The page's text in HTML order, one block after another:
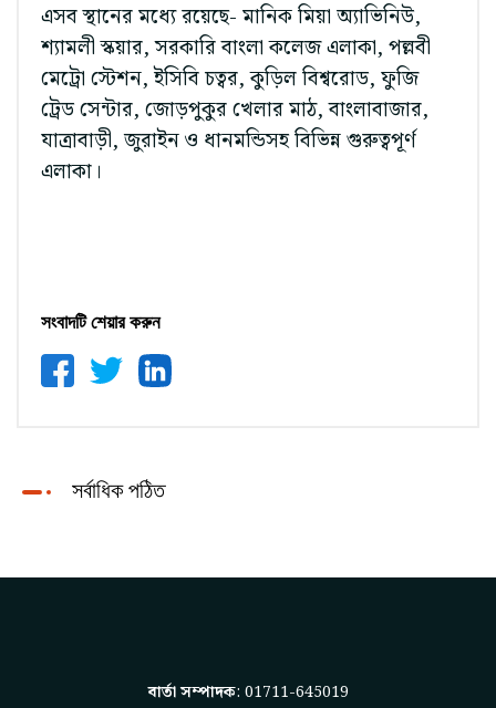
এসব স্থানের মধ্যে রয়েছে- মানিক মিয়া অ্যাভিনিউ,
শ্যামলী স্কয়ার, সরকারি বাংলা কলেজ এলাকা, পল্লবী
মেট্রো স্টেশন, ইসিবি চত্বর, কুড়িল বিশ্বরোড, ফুজি
ট্রেড সেন্টার, জোড়পুকুর খেলার মাঠ, বাংলাবাজার,
যাত্রাবাড়ী, জুরাইন ও ধানমন্ডিসহ বিভিন্ন গুরুত্বপূর্ণ
এলাকা।
সংবাদটি শেয়ার করুন
সর্বাধিক পঠিত
বার্তা সম্পাদক: 01711-645019